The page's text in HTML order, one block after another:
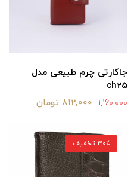
جاکارتی چرم طبیعی مدل
ch25
1,160,000 812,000 تومان
30٪ تخفیف